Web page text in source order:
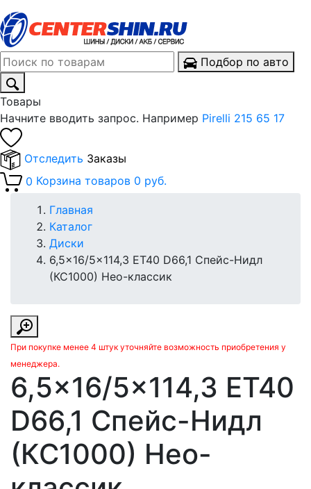
Подбор по авто
Товары
Начните вводить запрос. Например Pirelli 215 65 17
Отследить Заказы
0 Корзина товаров 0 руб.
Главная
Каталог
Диски
6,5x16/5x114,3 ET40 D66,1 Спейс-Нидл
(КС1000) Нео-классик
При покупке менее 4 штук уточняйте возможность приобретения у
менеджера.
6,5x16/5x114,3 ET40
D66,1 Спейс-Нидл
(КС1000) Нео-